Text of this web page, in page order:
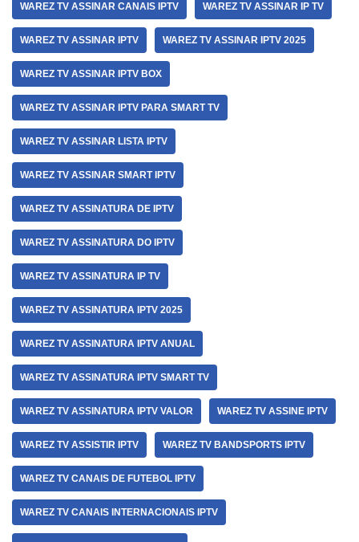
WAREZ TV ASSINAR CANAIS IPTV WAREZ TV ASSINAR IP TV
WAREZ TV ASSINAR IPTV WAREZ TV ASSINAR IPTV 2025
WAREZ TV ASSINAR IPTV BOX
WAREZ TV ASSINAR IPTV PARA SMART TV
WAREZ TV ASSINAR LISTA IPTV
WAREZ TV ASSINAR SMART IPTV
WAREZ TV ASSINATURA DE IPTV
WAREZ TV ASSINATURA DO IPTV
WAREZ TV ASSINATURA IP TV
WAREZ TV ASSINATURA IPTV 2025
WAREZ TV ASSINATURA IPTV ANUAL
WAREZ TV ASSINATURA IPTV SMART TV
WAREZ TV ASSINATURA IPTV VALOR WAREZ TV ASSINE IPTV
WAREZ TV ASSISTIR IPTV WAREZ TV BANDSPORTS IPTV
WAREZ TV CANAIS DE FUTEBOL IPTV
WAREZ TV CANAIS INTERNACIONAIS IPTV